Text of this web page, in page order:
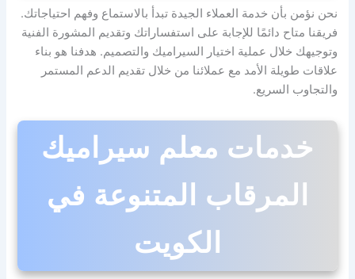
نحن نؤمن بأن خدمة العملاء الجيدة تبدأ بالاستماع وفهم احتياجاتك.
فريقنا متاح دائمًا للإجابة على استفساراتك وتقديم المشورة الفنية
وتوجيهك خلال عملية اختيار السيراميك والتصميم. هدفنا هو بناء
علاقات طويلة الأمد مع عملائنا من خلال تقديم الدعم المستمر
والتجاوب السريع.
خدمات معلم سيراميك
المرقاب المتنوعة في
الكويت